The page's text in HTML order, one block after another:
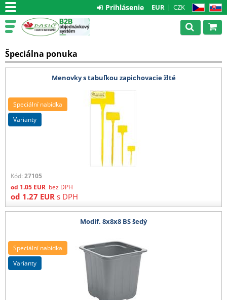
CZ SK
EUR CZK
Prihlásenie
Špeciálna ponuka
Menovky s tabuľkou zapichovacie žlté
Kód: 27105
od 1.05 EUR bez DPH
od 1.27 EUR s DPH
Speciální nabídka
varianty
Modif. 8x8x8 BS šedý
Speciální nabídka
varianty